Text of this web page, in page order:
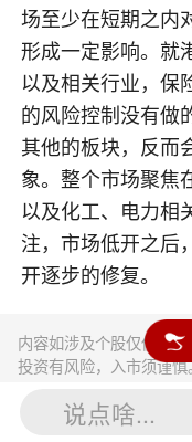
场至少在短期之内
形成一定影响。就
以及相关行业，保
的风险控制没有做
其他的板块，反而
象。整个市场聚焦
以及化工、电力相
注，市场低开之后
开逐步的修复。
内容如涉及个股仅供参
投资有风险，入市须谨慎
说点啥...